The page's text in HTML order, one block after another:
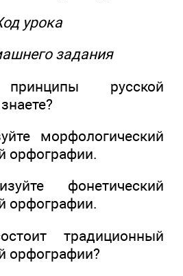
урока
задания
русской
морфологический
орфографии.
фонетический
орфографии.
традиционный
орфографии?